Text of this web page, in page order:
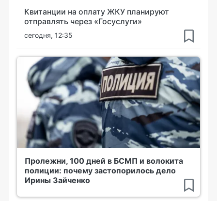
Квитанции на оплату ЖКУ планируют
отправлять через «Госуслуги»
сегодня, 12:35
Пролежни, 100 дней в БСМП и волокита
полиции: почему застопорилось дело
Ирины Зайченко